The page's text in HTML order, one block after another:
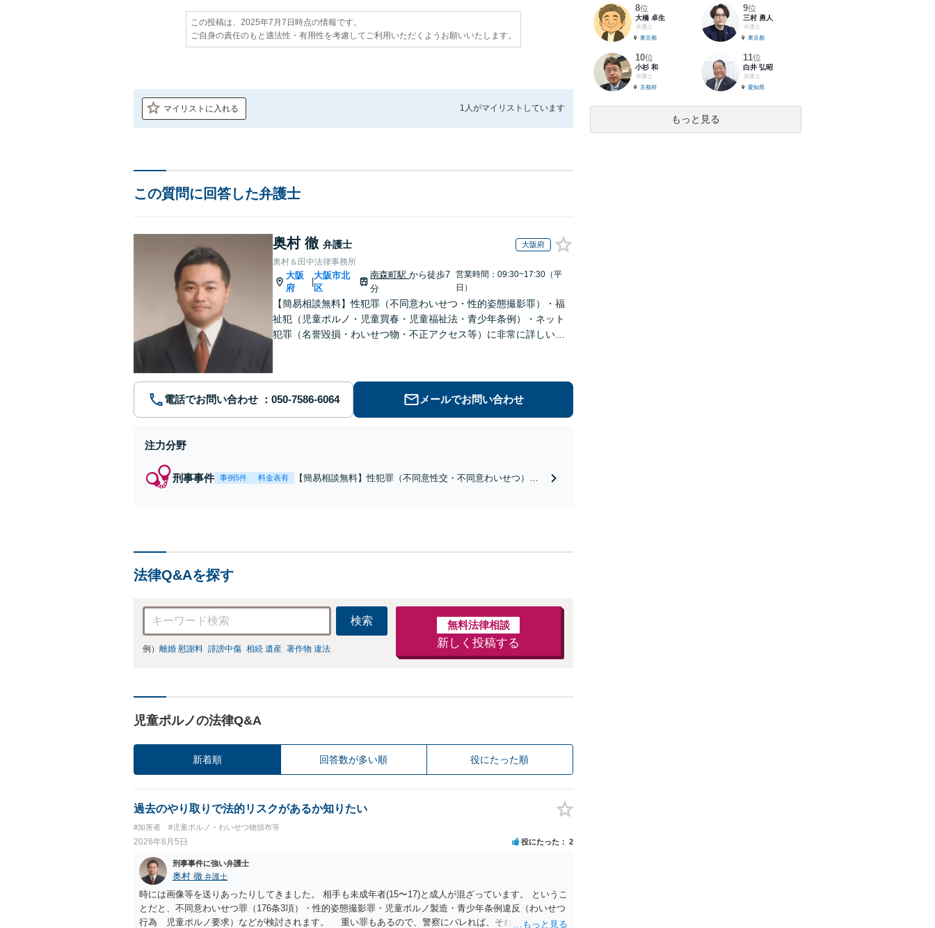
この投稿は、2025年7月7日時点の情報です。
ご自身の責任のもと適法性・有用性を考慮してご利用いただくようお願いいたします。
マイリストに入れる 1人がマイリストしています
この質問に回答した弁護士
奥村 徹 弁護士 大阪府
奥村＆田中法律事務所
大阪
府
|
大阪市北
区
南森町駅から徒歩7
分
営業時間：09:30~17:30（平
日）
【簡易相談無料】性犯罪（不同意わいせつ・性的姿態撮影罪）・福
祉犯（児童ポルノ・児童買春・児童福祉法・青少年条例）・ネット
犯罪（名誉毀損・わいせつ物・不正アクセス等）に非常に詳しい弁
電話でお問い合わせ メールでお問い合わせ
注力分野
刑事事件 事例5件 料金表有
【簡易相談無料】性犯罪（不同意性交・不同意わいせつ）・
法律Q&Aを探す
検索
例） 離婚 慰謝料 誹謗中傷 相続 遺産 著作物 違法
無料法律相談
新しく投稿する
児童ポルノの法律Q&A
新着順 回答数が多い順 役にたった順
過去のやり取りで法的リスクがあるか知りたい
#加害者 #児童ポルノ・わいせつ物頒布等
2026年8月5日 役にたった 2
刑事事件に強い弁護士
奥村 徹 弁護士
時には画像等を送りあったりしてきました。 相手も未成年者(15〜17)と成人が混ざっています。 というこ
とだと、不同意わいせつ罪（176条3項）・性的姿態撮影罪・児童ポルノ製造・青少年条例違反（わいせつ
行為 児童ポルノ要求）などが検討されます。 重い罪もあるので、警察にバレれば、それなりの捜査を
8位
大橋 卓生
弁護士
東京都
9位
三村 勇人
弁護士
東京都
10位
小杉 和
弁護士
京都府
11位
白井 弘昭
弁護士
愛知県
もっと見る